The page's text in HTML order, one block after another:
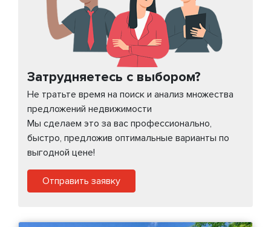
Затрудняетесь с выбором?
Не тратьте время на поиск и анализ множества
предложений недвижимости
Мы сделаем это за вас профессионально,
быстро, предложив оптимальные варианты по
выгодной цене!
Отправить заявку